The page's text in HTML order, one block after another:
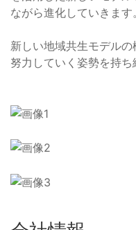
ながら進化していきます。
新しい地域共生モデル
努力していく姿勢を持ち